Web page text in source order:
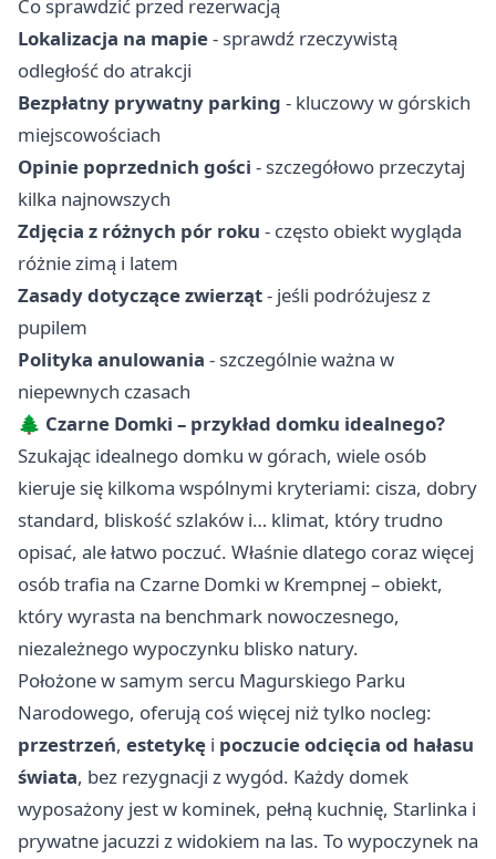
Co sprawdzić przed rezerwacją
Lokalizacja na mapie- sprawdź rzeczywistą
odległość do atrakcji
Bezpłatny prywatny parking - kluczowy w górskich
miejscowościach
Opinie poprzednich gości - szczegółowo przeczytaj
kilka najnowszych
Zdjęcia z różnych pór roku - często obiekt wygląda
różnie zimą i latem
Zasady dotyczące zwierząt- jeśli podróżujesz z
pupilem
Polityka anulowania - szczególnie ważna w
niepewnych czasach
🌲 Czarne Domki – przykład domku idealnego?
Szukając idealnego domku w górach, wiele osób
kieruje się kilkoma wspólnymi kryteriami: cisza, dobry
standard, bliskość szlaków i… klimat, który trudno
opisać, ale łatwo poczuć. Właśnie dlatego coraz więcej
osób trafia na Czarne Domki w Krempnej – obiekt,
który wyrasta na benchmark nowoczesnego,
niezależnego wypoczynku blisko natury.
Położone w samym sercu Magurskiego Parku
Narodowego, oferują coś więcej niż tylko nocleg:
przestrzeń, estetykę i poczucie odcięcia od hałasu
świata, bez rezygnacji z wygód. Każdy domek
wyposażony jest w kominek, pełną kuchnię, Starlinka i
prywatne jacuzzi z widokiem na las. To wypoczynek na